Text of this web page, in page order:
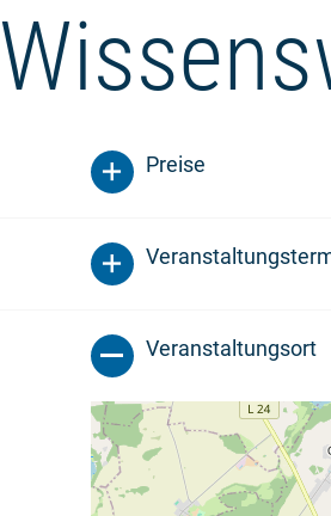
Preise
Veranstaltungsort